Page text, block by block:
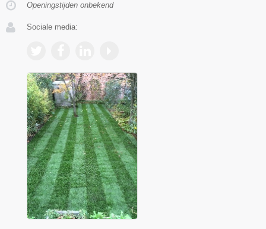
Openingstijden onbekend
Sociale media: